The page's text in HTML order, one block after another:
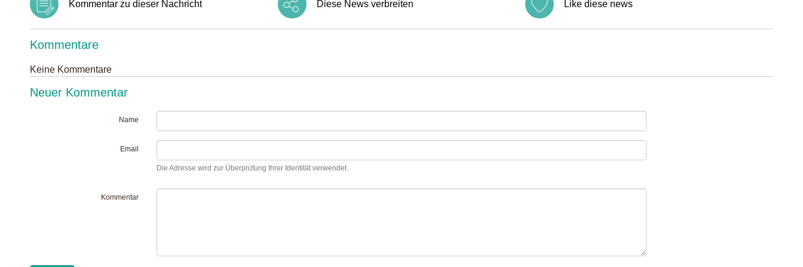
Kommentar zu dieser Nachricht Diese News verbreiten Like diese news
Kommentare
Keine Kommentare
Neuer Kommentar
Name
Email
Die Adresse wird zur Überprüfung Ihrer Identität verwendet.
Kommentar